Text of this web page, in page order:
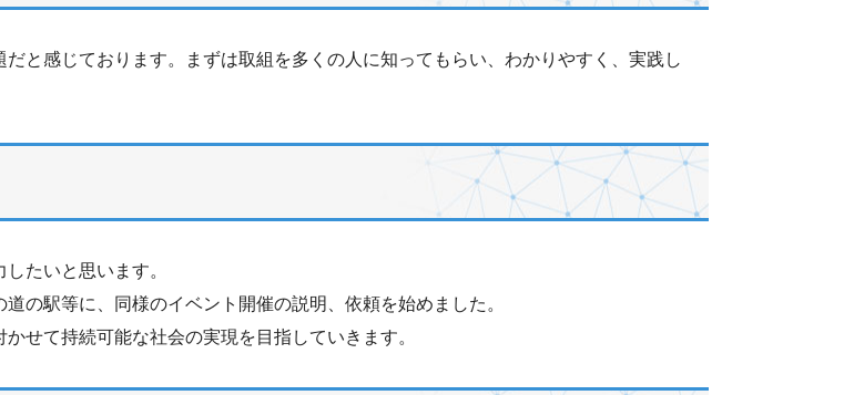
と感じております。まずは取組を多くの人に知ってもらい、わかりやすく、実践し
たいと思います。
の駅等に、同様のイベント開催の説明、依頼を始めました。
せて持続可能な社会の実現を目指していきます。